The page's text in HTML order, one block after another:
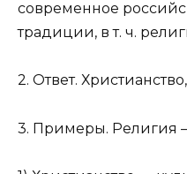
современное
традиции, в т. ч.
2. Ответ.
3. Примеры. Религия